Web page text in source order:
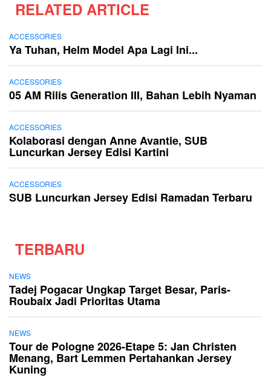
RELATED ARTICLE
ACCESSORIES
Ya Tuhan, Helm Model Apa Lagi Ini...
ACCESSORIES
05 AM Rilis Generation III, Bahan Lebih Nyaman
ACCESSORIES
Kolaborasi dengan Anne Avantie, SUB
Luncurkan Jersey Edisi Kartini
ACCESSORIES
SUB Luncurkan Jersey Edisi Ramadan Terbaru
TERBARU
NEWS
Tadej Pogacar Ungkap Target Besar, Paris-
Roubaix Jadi Prioritas Utama
NEWS
Tour de Pologne 2026-Etape 5: Jan Christen
Menang, Bart Lemmen Pertahankan Jersey
Kuning